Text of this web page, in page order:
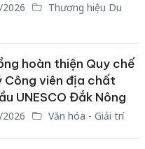
Thương hiệu Du
hoàn thiện Quy chế
Công viên địa chất
UNESCO Đắk Nông
Văn hóa - Giải trí